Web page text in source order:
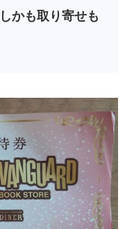
かも取り寄せも